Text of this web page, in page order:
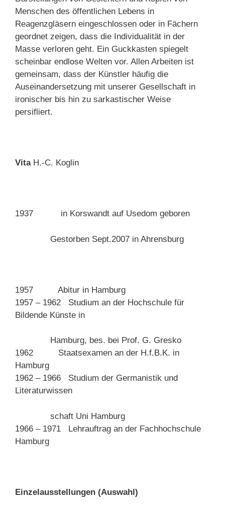
Menschen des öffentlichen Lebens in
Reagenzgläsern eingeschlossen oder in Fächern
geordnet zeigen, dass die Individualität in der
Masse verloren geht. Ein Guckkasten spiegelt
scheinbar endlose Welten vor. Allen Arbeiten ist
gemeinsam, dass der Künstler häufig die
Auseinandersetzung mit unserer Gesellschaft in
ironischer bis hin zu sarkastischer Weise
persifliert.
VitaH.-C. Koglin
1937 in Korswandt auf Usedom geboren
Gestorben Sept.2007 in Ahrensburg
1957 Abitur in Hamburg
1957 – 1962 Studium an der Hochschule für
Bildende Künste in
Hamburg, bes. bei Prof. G. Gresko
1962 Staatsexamen an der H.f.B.K. in
Hamburg
1962 – 1966 Studium der Germanistik und
Literaturwissen
schaft Uni Hamburg
1966 – 1971 Lehrauftrag an der Fachhochschule
Hamburg
Einzelausstellungen (Auswahl)